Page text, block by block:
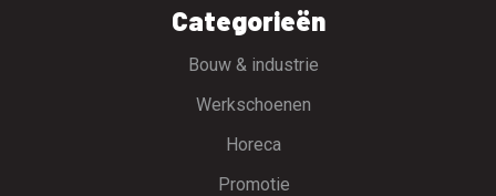
Categorieën
Bouw & industrie
Werkschoenen
Horeca
Promotie